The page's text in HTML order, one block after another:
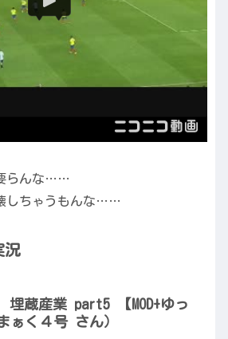
らんな……
しちゃうもんな……
況
埋蔵産業 part5 【MOD+ゆっ
ぁく４号 さん）